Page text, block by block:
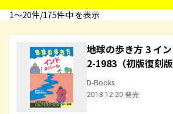
1〜20件/175件中 を表示
地球の歩き方 3 イ
2-1983（初版復刻版
D-Books
2018.12.20 発売